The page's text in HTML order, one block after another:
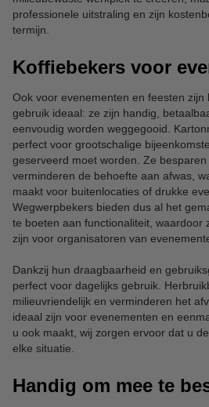
professionele uitstraling en zijn
termijn.
Koffiebekers voor
Ook voor evenementen en feesten zijn
gebruik ideaal: ze zijn handig,
eenvoudig worden weggegooid.
perfect voor grootschalige
geserveerd moet worden. Ze
verminderen de behoefte aan afwas,
maakt voor buitenlocaties of drukke
Wegwerpbekers bieden dus al het
te boeten aan functionaliteit, waardoor
zijn voor organisatoren van
Dankzij hun draagbaarheid en
perfect voor dagelijks gebruik.
milieuvriendelijk en verminderen het
ideaal zijn voor evenementen en
u ook maakt, wij zorgen ervoor dat u
elke situatie.
Handig om mee te